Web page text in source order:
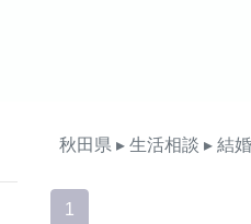
秋田県 ▸ 生活相談 ▸ 結婚
1